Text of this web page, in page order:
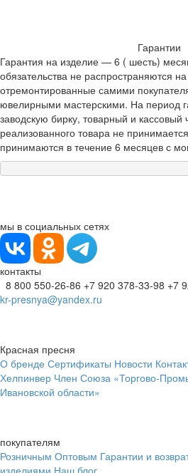
Гарантии
Гарантия на изделие — 6 ( шесть)
обязательства не распространяются
отремонтированные самими
ювелирными мастерскими. На период
заводскую бирку, товарный и кассовый
реализованного товара не
принимаются в течение 6 месяцев с
мы в социальных сетях
контакты
8 800 550-26-86 +7 920 378-33-98 +7
kr-presnya@yandex.ru
Красная пресня
О бренде Сертификаты Новости
Хелпинвер Член Союза «Торгово-
Ивановской области»
покупателям
Розничным Оптовым Гарантии и